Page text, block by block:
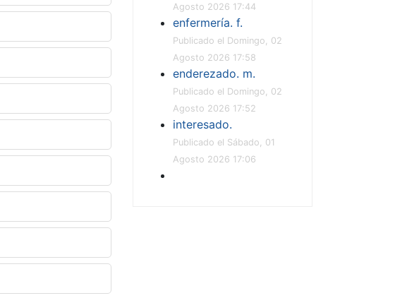
Agosto 2026 17:44
enfermería. f.
Publicado el Domingo, 02
Agosto 2026 17:58
enderezado. m.
Publicado el Domingo, 02
Agosto 2026 17:52
interesado.
Publicado el Sábado, 01
Agosto 2026 17:06